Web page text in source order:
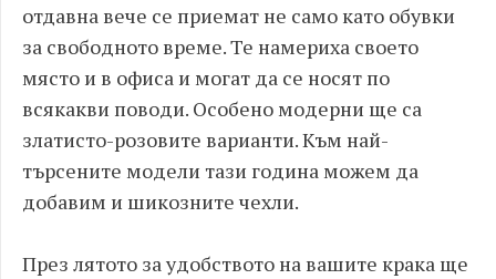
отдавна вече се приемат не само като обувки
за свободното време. Те намериха своето
място и в офиса и могат да се носят по
всякакви поводи. Особено модерни ще са
златисто-розовите варианти. Към най-
търсените модели тази година можем да
добавим и шикозните чехли.
През лятото за удобството на вашите крака ще